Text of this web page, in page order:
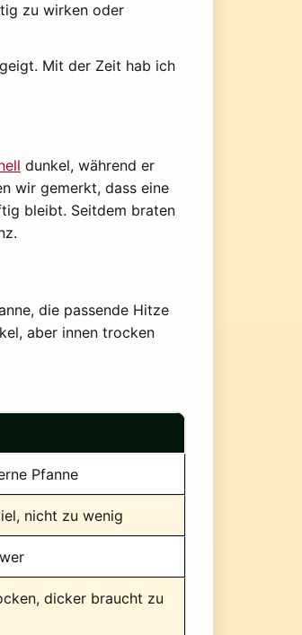
zu wirken oder
Mit der Zeit hab ich
dunkel, während er
wir gemerkt, dass eine
bleibt. Seitdem braten
die passende Hitze
aber innen trocken
Pfanne
nicht zu wenig
dicker braucht zu